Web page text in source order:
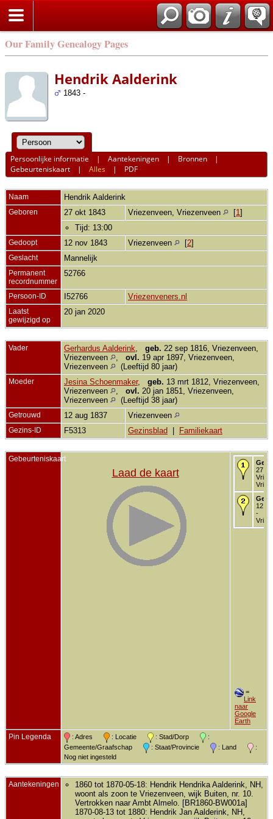
Our Family Genealogy Pages
Hendrik Aalderink
1843 -
Persoonlijke informatie |Aantekeningen | Bronnen |
Gebeurteniskaart |Alles | PDF
Naam Hendrik Aalderink
Geboren 27 okt 1843 Vriezenveen, Vriezenveen [1 ]
Tijd: 13:00
Gedoopt 12 nov 1843 Vriezenveen [2]
Geslacht Mannelijk
Permanent
recordnummer
52766
Persoon-ID I52766 Vriezenveners.nl
Laatst
gewijzigd op
20 jan 2020
Vader Gerhardus Aalderink geb. 22 sep 1816, Vriezenveen,
Vriezenveen
ovl. 19 apr 1897, Vriezenveen,
Vriezenveen
(Leeftijd 80 jaar)
Moeder Jesina Schoenmaker, geb. 13 mrt 1812, Vriezenveen,
Vriezenveen
ovl. 20 jan 1851, Vriezenveen,
Vriezenveen
(Leeftijd 38 jaar)
Getrouwd 12 aug 1837 Vriezenveen
Gezins-ID F5313 Gezinsblad Familiekaart
Gebeurteniskaart
Laad de kaart
27
12
-
=
Link
naar
Google
Earth
Pin Legenda : Adres : Locatie : Stad/Dorp
:
Gemeente/Graafschap
: Staat/Provincie : Land
:
Nog niet ingesteld
Aantekeningen
1860 tot 1870-05-18: Hendrik Hendrika Aalderink, NH,
woont als zoon te Vriezenveen, wijk Buiten, nr. 10.
Vertrokken naar Ambt Almelo. [BR1860-BW001a]
1870-08-13 tot 1880: Hendrik Jan Aalderink, NH,